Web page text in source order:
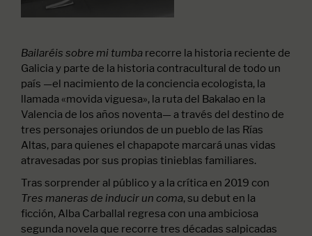
Bailaréis sobre mi tumba recorre la historia reciente de
Galicia y parte de la historia contracultural de todo un
país —el nacimiento de la conciencia ecologista, la
llamada «movida viguesa», la ruta del Bakalao en la
Valencia de los años noventa— a través del destino de
tres personajes oriundos de un pueblo de las Rías
Altas, para quienes el chapapote marcará unas vidas
atravesadas por sus propias tinieblas familiares.
Tras sorprender al público y a la crítica en 2019 con
Tres maneras de inducir un coma, su debut en la
ficción, Alba Carballal regresa con una ambiciosa
segunda novela que recorre tres décadas salpicadas